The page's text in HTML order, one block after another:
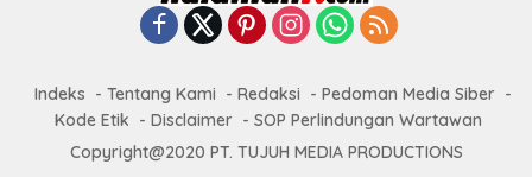
Indeks Tentang Kami Redaksi
Pedoman Media Siber
Kode Etik
Disclaimer
SOP Perlindungan Wartawan
Copyright@2020 PT. TUJUH MEDIA PRODUCTIONS